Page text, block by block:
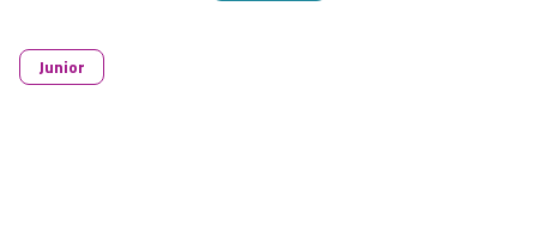
Junior